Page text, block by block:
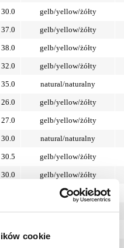
cookie
30.0 gelb/yellow/żółty
37.0 gelb/yellow/żółty
38.0 gelb/yellow/żółty
32.0 gelb/yellow/żółty
35.0 natural/naturalny
26.0 gelb/yellow/żółty
27.0 gelb/yellow/żółty
30.0 natural/naturalny
30.5 gelb/yellow/żółty
30.0 gelb/yellow/żółty
natural/naturalny
40.0 gelb/yellow/żółty